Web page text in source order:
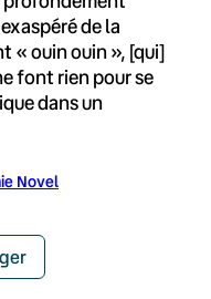
de la
« ouin ouin », [qui]
font rien pour se
dans un
Novel